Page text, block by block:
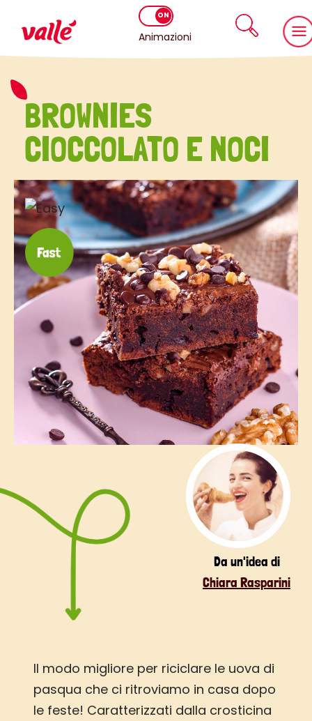
Animazioni
BROWNIES
CIOCCOLATO E NOCI
Da un'idea di
Chiara Rasparini
Il modo migliore per riciclare le uova di
pasqua che ci ritroviamo in casa dopo
le feste! Caratterizzati dalla crosticina